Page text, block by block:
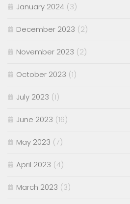
January 2024 (3)
December 2023 (2)
November 2023 (2)
October 2023 (1)
July 2023 (1)
June 2023 (16)
May 2023 (7)
April 2023 (4)
March 2023 (3)